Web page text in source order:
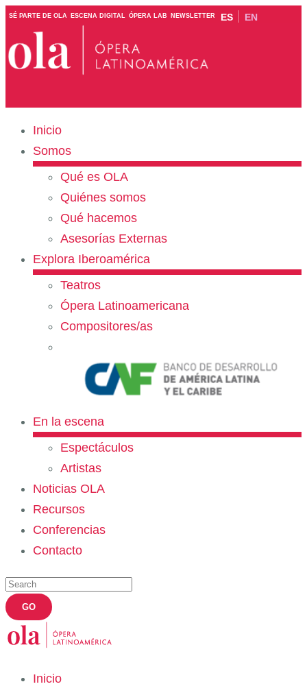
SÉ PARTE DE OLA ESCENA DIGITAL ÓPERA LAB NEWSLETTER ES EN
Inicio
Somos
Qué es OLA
Quiénes somos
Qué hacemos
Asesorías Externas
Explora Iberoamérica
Teatros
Ópera Latinoamericana
Compositores/as
En la escena
Espectáculos
Artistas
Noticias OLA
Recursos
Conferencias
Contacto
Inicio